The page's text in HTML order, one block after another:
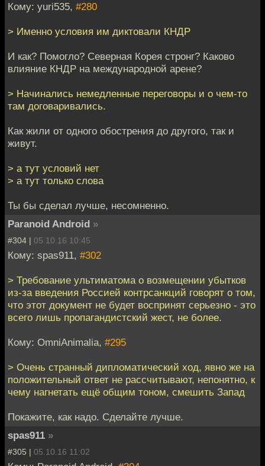
Кому: yuri535, #280
> Именно условия им диктовали КНДР
И как? Помогло? Северная Корея стронг? Каково
влияние КНДР на международной арене?
> Начинались немедленные переговоры и о чем-то
там договаривались.
Как жили от одного обострения до другого, так и
живут.
> а тут условий нет
> а тут только слова
Ты бы сделал лучше, несомненно.
Paranoid Android »
#304 | 05.10.16 10:45
Кому: spas911, #302
> Требование ультиматома о возмещении убытков
из-за введения Россией контрсанкций говорят о том,
что этот документ не будет воспринят серьезно - это
всего лишь пропагандистский жест, не более.
Кому: OmniAnimalia, #295
> Очень странный дипломатический ход, явно же на
положительный ответ не рассчитывают, непонятно, к
чему нагнетать ещё общим тоном, смешить Запад
Покажите, как надо. Сделайте лучше.
spas911 »
#305 | 05.10.16 11:02